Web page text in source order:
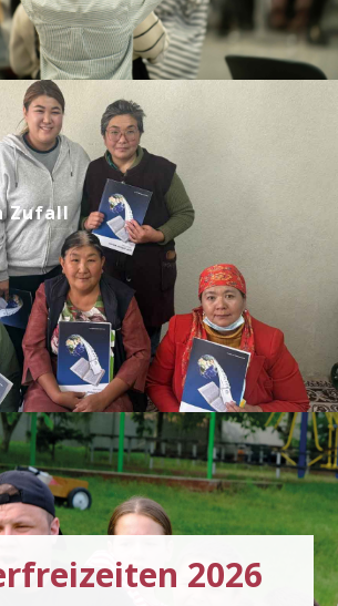
Zufall
2026